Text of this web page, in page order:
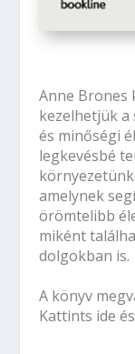
Anne Brones
kezelhetjük
és minőségi
legkevésbé
amelynek
örömtelibb
miként
dolgokban is.
A könyv
Kattints ide